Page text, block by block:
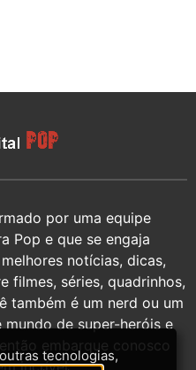
por uma equipe
Pop e que se engaja
notícias, dicas,
filmes, séries, quadrinhos,
também é um nerd ou um
de super-heróis e
embarque conosco
incrível.
tecnologias,